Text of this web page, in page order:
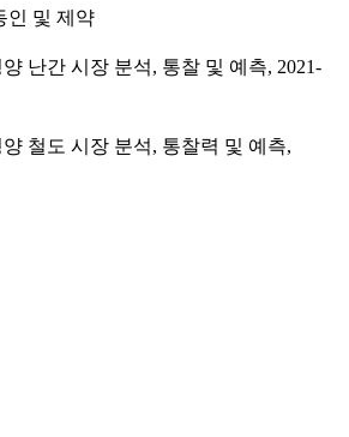
및 제약
난간 시장 분석, 통찰 및 예측, 2021-
철도 시장 분석, 통찰력 및 예측,